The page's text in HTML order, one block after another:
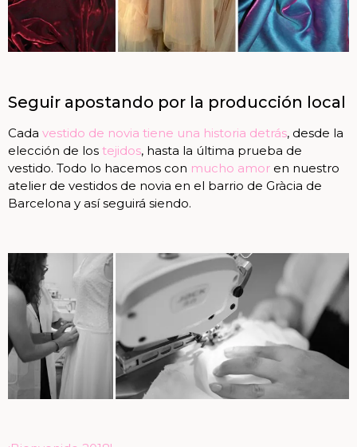
Seguir apostando por la producción local
Cada vestido de novia tiene una historia detrás, desde la
elección de los tejidos, hasta la última prueba de
vestido. Todo lo hacemos con mucho amor en nuestro
atelier de vestidos de novia en el barrio de Gràcia de
Barcelona y así seguirá siendo.